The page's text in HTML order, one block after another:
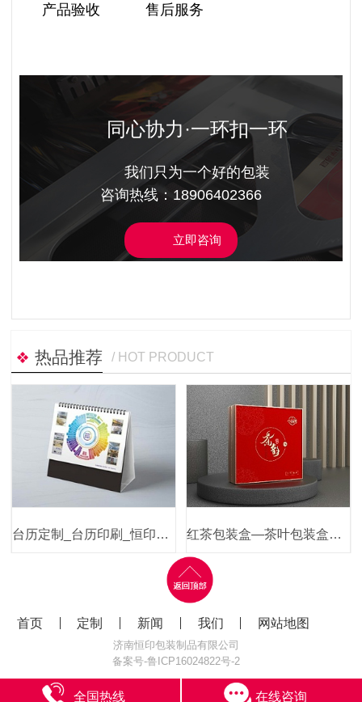
产品验收 售后服务
同心协力·一环扣一环
我们只为一个好的包装
咨询热线：18906402366
立即咨询
热品推荐 / HOT PRODUCT
台历定制_台历印刷_恒印包装 红茶包装盒—茶叶包装盒定制—恒印包装
首页 定制 新闻 我们 网站地图
济南恒印包装制品有限公司
备案号-鲁ICP16024822号-2
全国热线 在线咨询